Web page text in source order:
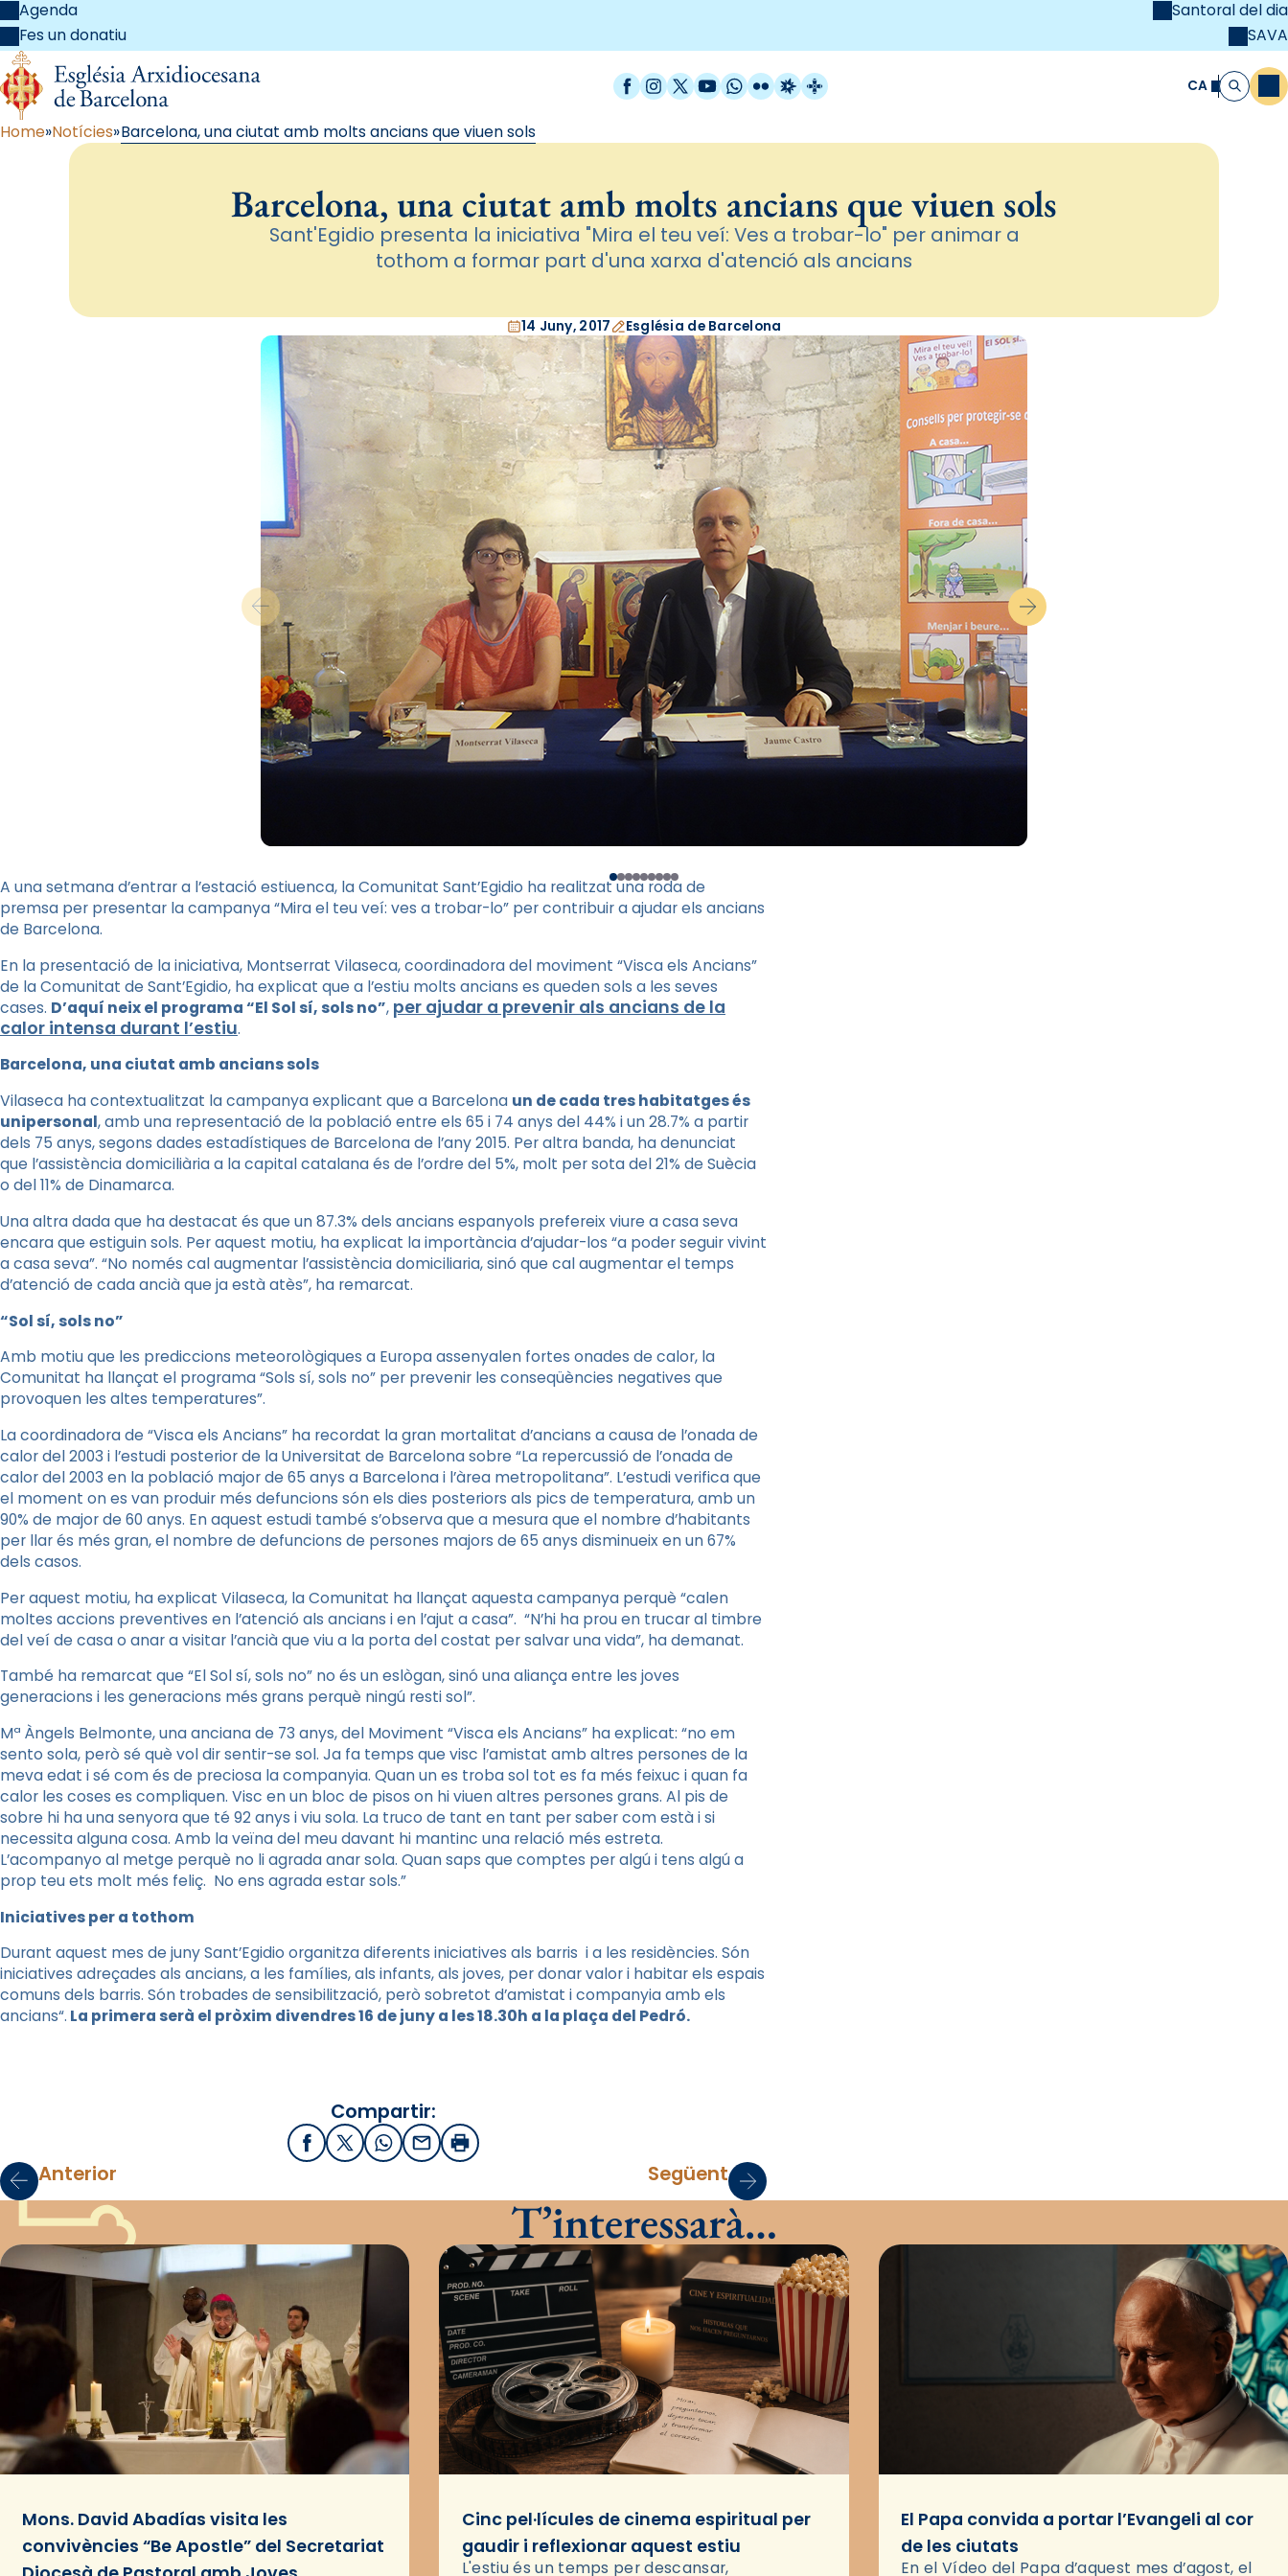
Agenda
Fes un donatiu
Santoral del dia
SAVA
Facebook
Instagram
X / Twitter
YouTube
WhatsApp
FlickrRadio Estel
Catalunya Cristiana CA Cerca
Home Notícies Barcelona, una ciutat amb molts ancians que viuen sols
Barcelona, una ciutat amb molts ancians que viuen sols
Sant'Egidio presenta la iniciativa "Mira el teu veí: Ves a trobar-lo" per animar a
tothom a formar part d'una xarxa d'atenció als ancians
14 Juny, 2017 Església de Barcelona
A una setmana d’entrar a l’estació estiuenca, la Comunitat Sant’Egidio ha realitzat una roda de
premsa per presentar la campanya “Mira el teu veí: ves a trobar-lo” per contribuir a ajudar els ancians
de Barcelona.
En la presentació de la iniciativa, Montserrat Vilaseca, coordinadora del moviment “Visca els Ancians”
de la Comunitat de Sant’Egidio, ha explicat que a l’estiu molts ancians es queden sols a les seves
cases. D’aquí neix el programa “El Sol sí, sols no”, per ajudar a prevenir als ancians de la
calor intensa durant l’estiu.
Barcelona, una ciutat amb ancians sols
Vilaseca ha contextualitzat la campanya explicant que a Barcelona un de cada tres habitatges és
unipersonal, amb una representació de la població entre els 65 i 74 anys del 44% i un 28.7% a partir
dels 75 anys, segons dades estadístiques de Barcelona de l’any 2015. Per altra banda, ha denunciat
que l’assistència domiciliària a la capital catalana és de l’ordre del 5%, molt per sota del 21% de Suècia
o del 11% de Dinamarca.
Una altra dada que ha destacat és que un 87.3% dels ancians espanyols prefereix viure a casa seva
encara que estiguin sols. Per aquest motiu, ha explicat la importància d’ajudar-los “a poder seguir vivint
a casa seva”. “No només cal augmentar l’assistència domiciliaria, sinó que cal augmentar el temps
d’atenció de cada ancià que ja està atès”, ha remarcat.
“Sol sí, sols no”
Amb motiu que les prediccions meteorològiques a Europa assenyalen fortes onades de calor, la
Comunitat ha llançat el programa “Sols sí, sols no” per prevenir les conseqüències negatives que
provoquen les altes temperatures”.
La coordinadora de “Visca els Ancians” ha recordat la gran mortalitat d’ancians a causa de l’onada de
calor del 2003 i l’estudi posterior de la Universitat de Barcelona sobre “La repercussió de l’onada de
calor del 2003 en la població major de 65 anys a Barcelona i l’àrea metropolitana”. L’estudi verifica que
el moment on es van produir més defuncions són els dies posteriors als pics de temperatura, amb un
90% de major de 60 anys. En aquest estudi també s’observa que a mesura que el nombre d’habitants
per llar és més gran, el nombre de defuncions de persones majors de 65 anys disminueix en un 67%
dels casos.
Per aquest motiu, ha explicat Vilaseca, la Comunitat ha llançat aquesta campanya perquè “calen
moltes accions preventives en l’atenció als ancians i en l’ajut a casa”. “N’hi ha prou en trucar al timbre
del veí de casa o anar a visitar l’ancià que viu a la porta del costat per salvar una vida”, ha demanat.
També ha remarcat que “El Sol sí, sols no” no és un eslògan, sinó una aliança entre les joves
generacions i les generacions més grans perquè ningú resti sol”.
Mª Àngels Belmonte, una anciana de 73 anys, del Moviment “Visca els Ancians” ha explicat: “no em
sento sola, però sé què vol dir sentir-se sol. Ja fa temps que visc l’amistat amb altres persones de la
meva edat i sé com és de preciosa la companyia. Quan un es troba sol tot es fa més feixuc i quan fa
calor les coses es compliquen. Visc en un bloc de pisos on hi viuen altres persones grans. Al pis de
sobre hi ha una senyora que té 92 anys i viu sola. La truco de tant en tant per saber com està i si
necessita alguna cosa. Amb la veïna del meu davant hi mantinc una relació més estreta.
L’acompanyo al metge perquè no li agrada anar sola. Quan saps que comptes per algú i tens algú a
prop teu ets molt més feliç. No ens agrada estar sols.”
Iniciatives per a tothom
Durant aquest mes de juny Sant’Egidio organitza diferents iniciatives als barris i a les residències. Són
iniciatives adreçades als ancians, a les famílies, als infants, als joves, per donar valor i habitar els espais
comuns dels barris. Són trobades de sensibilització, però sobretot d’amistat i companyia amb els
ancians“. La primera serà el pròxim divendres 16 de juny a les 18.30h a la plaça del Pedró.
Compartir:
FacebookX / Twitter
WhatsApp
EmailImprimir
Anterior Següent
T’interessarà…
Mons. David Abadías visita les
convivències “Be Apostle” del Secretariat
Cinc pel·lícules de cinema espiritual per
gaudir i reflexionar aquest estiu
L'estiu és un temps per descansar,
El Papa convida a portar l’Evangeli al cor
de les ciutats
En el Vídeo del Papa d’aquest mes d’agost, el